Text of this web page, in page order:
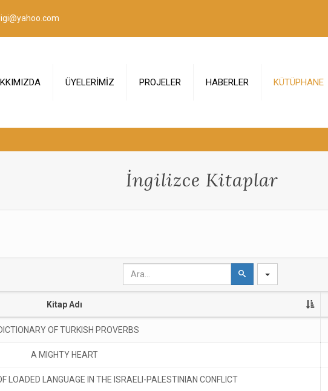
ÜYELERİMİZ PROJELER HABERLER KÜTÜPHANE
İngilizce Kitaplar
a
c
h
Kitap Adı
OF TURKISH PROVERBS
A MIGHTY HEART
LOADED LANGUAGE IN THE ISRAELI-PALESTINIAN CONFLICT